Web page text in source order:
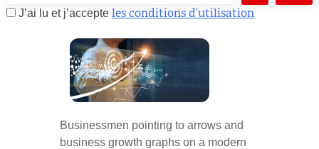
J’ai lu et j’accepteles conditions d’utilisation
Businessmen pointing to arrows and
business growth graphs on a modern